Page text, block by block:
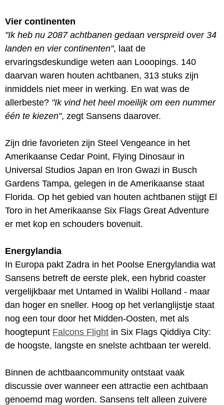
Vier continenten
"Ik heb nu 2087 achtbanen gedaan verspreid over 34
landen en vier continenten", laat de
ervaringsdeskundige weten aan Looopings. 140
daarvan waren houten achtbanen, 313 stuks zijn
inmiddels niet meer in werking. En wat was de
allerbeste? "Ik vind het heel moeilijk om een nummer
één te kiezen", zegt Sansens daarover.
Zijn drie favorieten zijn Steel Vengeance in het
Amerikaanse Cedar Point, Flying Dinosaur in
Universal Studios Japan en Iron Gwazi in Busch
Gardens Tampa, gelegen in de Amerikaanse staat
Florida. Op het gebied van houten achtbanen stijgt El
Toro in het Amerikaanse Six Flags Great Adventure
er met kop en schouders bovenuit.
Energylandia
In Europa pakt Zadra in het Poolse Energylandia wat
Sansens betreft de eerste plek, een hybrid coaster
vergelijkbaar met Untamed in Walibi Holland - maar
dan hoger en sneller. Hoog op het verlanglijstje staat
nog een tour door het Midden-Oosten, met als
hoogtepunt Falcons Flight in Six Flags Qiddiya City:
de hoogste, langste en snelste achtbaan ter wereld.
Binnen de achtbaancommunity ontstaat vaak
discussie over wanneer een attractie een achtbaan
genoemd mag worden. Sansens telt alleen zuivere